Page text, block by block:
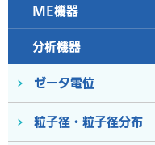
ME機器
分析機器
ゼータ電位
粒子径・粒子径分布